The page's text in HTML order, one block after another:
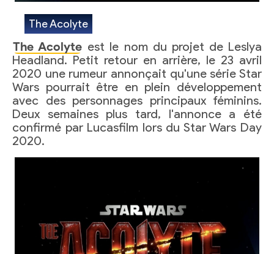
The Acolyte
The Acolyte est le nom du projet de Leslya
Headland. Petit retour en arrière, le 23 avril
2020 une rumeur annonçait qu'une série Star
Wars pourrait être en plein développement
avec des personnages principaux féminins.
Deux semaines plus tard, l'annonce a été
confirmé par Lucasfilm lors du Star Wars Day
2020.